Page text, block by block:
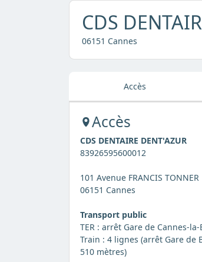
CDS
06151 Cannes
Accès
Accès
CDS DENTAIRE DENT'AZUR
83926595600012
101 Avenue FRANCIS TONNER
06151 Cannes
Transport public
TER : arrêt Gare de Cannes-
Train : 4 lignes (arrêt Gare de
510 mètres)